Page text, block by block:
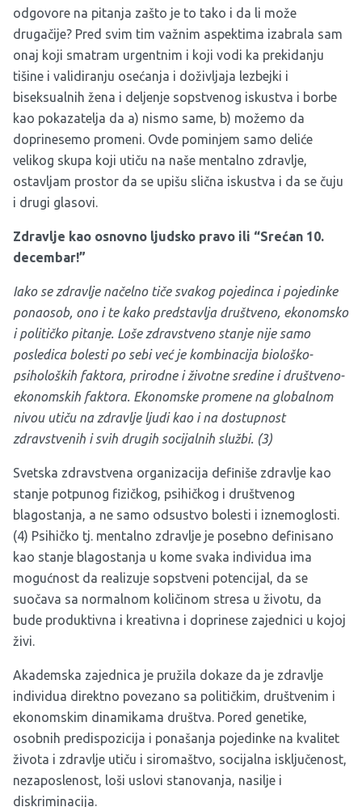
odgovore na pitanja zašto je to tako i da li može
drugačije? Pred svim tim važnim aspektima izabrala sam
onaj koji smatram urgentnim i koji vodi ka prekidanju
tišine i validiranju osećanja i doživljaja lezbejki i
biseksualnih žena i deljenje sopstvenog iskustva i borbe
kao pokazatelja da a) nismo same, b) možemo da
doprinesemo promeni. Ovde pominjem samo deliće
velikog skupa koji utiču na naše mentalno zdravlje,
ostavljam prostor da se upišu slična iskustva i da se čuju
i drugi glasovi.
Zdravlje kao osnovno ljudsko pravo ili “Srećan 10.
decembar!”
Iako se zdravlje načelno tiče svakog pojedinca i pojedinke
ponaosob, ono i te kako predstavlja društveno, ekonomsko
i političko pitanje. Loše zdravstveno stanje nije samo
posledica bolesti po sebi već je kombinacija biološko-
psiholoških faktora, prirodne i životne sredine i društveno-
ekonomskih faktora. Ekonomske promene na globalnom
nivou utiču na zdravlje ljudi kao i na dostupnost
zdravstvenih i svih drugih socijalnih službi. (3)
Svetska zdravstvena organizacija definiše zdravlje kao
stanje potpunog fizičkog, psihičkog i društvenog
blagostanja, a ne samo odsustvo bolesti i iznemoglosti.
(4) Psihičko tj. mentalno zdravlje je posebno definisano
kao stanje blagostanja u kome svaka individua ima
mogućnost da realizuje sopstveni potencijal, da se
suočava sa normalnom količinom stresa u životu, da
bude produktivna i kreativna i doprinese zajednici u kojoj
živi.
Akademska zajednica je pružila dokaze da je zdravlje
individua direktno povezano sa političkim, društvenim i
ekonomskim dinamikama društva. Pored genetike,
osobnih predispozicija i ponašanja pojedinke na kvalitet
života i zdravlje utiču i siromaštvo, socijalna isključenost,
nezaposlenost, loši uslovi stanovanja, nasilje i
diskriminacija.